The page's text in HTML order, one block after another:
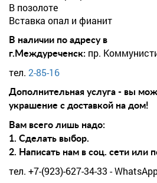
В позолоте
Вставка опал и фианит
В наличии по адресу в
г.Междуреченск: пр.
тел. 2-85-16
Дополнительная услуга - вы
украшение с доставкой на дом!
Вам всего лишь надо:
1. Сделать выбор.
2. Написать нам в соц. сети или
тел. +7-(923)-627-34-33 -